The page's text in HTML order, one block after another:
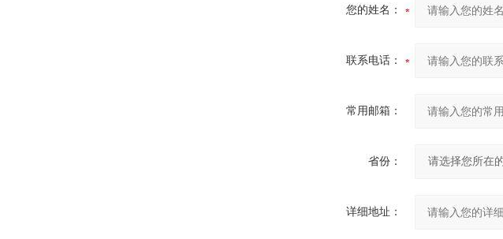
您的姓名：
联系电话：
常用邮箱：
省份：
详细地址：